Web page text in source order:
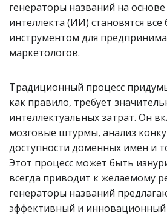
генераторы названий на основе
интеллекта (ИИ) становятся
инструментом для
маркетологов.
Традиционный процесс
как правило, требует
интеллектуальных затрат. Он
мозговые штурмы, анализ
доступности доменных имен и
Этот процесс может быть
всегда приводит к желаемому
генераторы названий
эффективный и инновационный